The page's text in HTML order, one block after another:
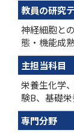
教員の研究
神経細胞と
態・機能成
主担当科目
栄養生化学
験B、基礎
専門分野